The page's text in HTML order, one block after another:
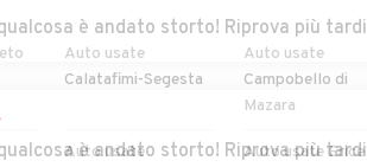
Auto usate
Calatafimi-Segesta
Auto usate
Campobello di
Mazara
Auto usate
Auto usate Erice
è andato storto! Riprova più tardi
è andato storto! Riprova più tardi